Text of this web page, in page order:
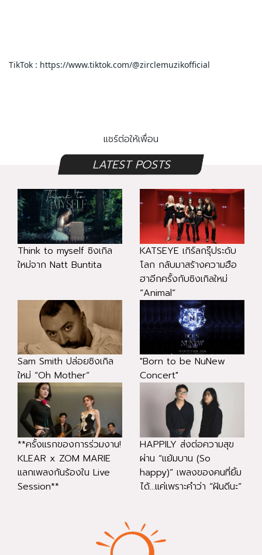
TikTok : https://www.tiktok.com/@zirclemuzikofficial
แชร์ต่อให้เพื่อน
LATEST POSTS
Think to myself ซิงเกิล
ใหม่จาก Natt Buntita
KATSEYE เกิร์ลกรุ๊ประดับ
โลก กลับมาสร้างความฮือ
ฮาอีกครั้งกับซิงเกิลใหม่
“Animal”
Sam Smith ปล่อยซิงเกิล
ใหม่ “Oh Mother”
"Born to be NuNew
Concert"
**ครั้งแรกของการร่วมงาน!
KLEAR x ZOM MARIE
แลกเพลงกันร้องใน Live
Session**
HAPPILY ส่งต่อความสุข
ผ่าน “แย้มบาน (So
happy)” เพลงของคนที่ยิ้ม
ได้...แค่เพราะคำว่า “ฝันดีนะ”